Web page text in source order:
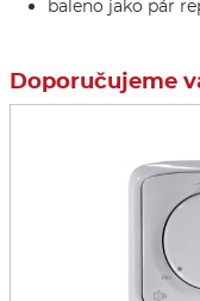
baleno jako pár
Doporučujeme